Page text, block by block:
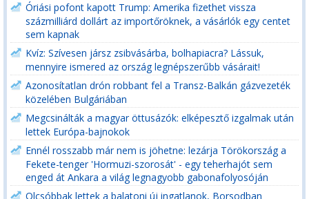
Óriási pofont kapott Trump: Amerika fizethet vissza
százmilliárd dollárt az importőröknek, a vásárlók egy centet
sem kapnak
Kvíz: Szívesen jársz zsibvásárba, bolhapiacra? Lássuk,
mennyire ismered az ország legnépszerűbb vásárait!
Azonosítatlan drón robbant fel a Transz-Balkán gázvezeték
közelében Bulgáriában
Megcsinálták a magyar öttusázók: elképesztő izgalmak után
lettek Európa-bajnokok
Ennél rosszabb már nem is jöhetne: lezárja Törökország a
Fekete-tenger 'Hormuzi-szorosát' - egy teherhajót sem
enged át Ankara a világ legnagyobb gabonafolyosóján
Olcsóbbak lettek a balatoni új ingatlanok, Borsodban